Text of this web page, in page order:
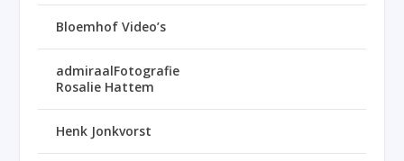
Bloemhof Video’s
admiraalFotografie
Rosalie Hattem
Henk Jonkvorst